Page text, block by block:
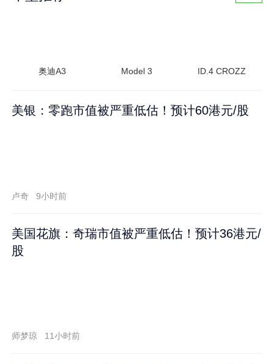
奥迪A3 Model 3 ID.4 CROZZ
美银：零跑市值被严重低估！预计60港元/股
卢奇 9小时前
美国花旗：奇瑞市值被严重低估！预计36港元/
股
师梦琼 11小时前